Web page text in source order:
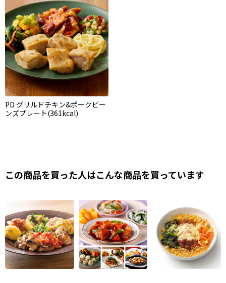
PD グリルドチキン&ポークビー
ンズプレート(361kcal)
この商品を買った人はこんな商品を買っています